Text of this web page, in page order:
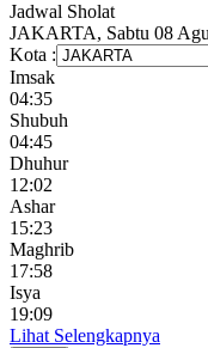
Jadwal Sholat
JAKARTA, Sabtu 08
Kota :
Imsak
04:35
Shubuh
04:45
Dhuhur
12:02
Ashar
15:23
Maghrib
17:58
Isya
19:09
Lihat Selengkapnya